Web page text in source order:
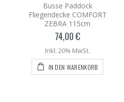
Busse Paddock
Fliegendecke COMFORT
ZEBRA 115cm
74,00 €
Inkl. 20% MwSt.
IN DEN WARENKORB